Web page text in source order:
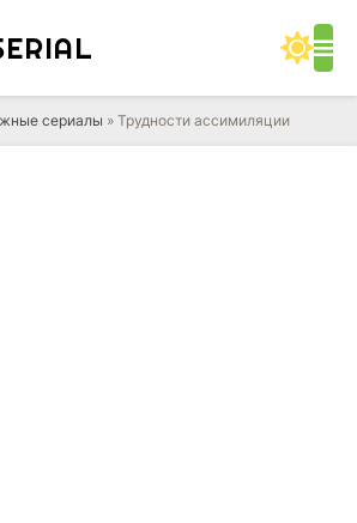
сериалы » Трудности ассимиляции